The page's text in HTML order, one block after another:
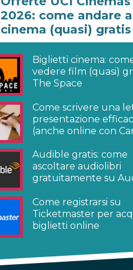
2026: come andare al
cinema (quasi) gratis
Biglietti cinema:
vedere film (quasi)
The Space
Come scrivere una
presentazione
(anche online con
Audible gratis: come
ascoltare audiolibri
gratuitamente su
Come registrarsi su
Ticketmaster per
biglietti online